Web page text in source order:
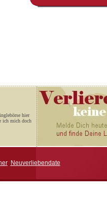
hier
ich mich doch
Neuverliebendate